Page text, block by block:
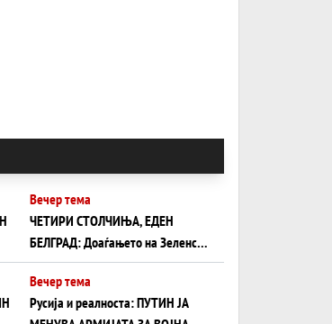
Вечер тема
ЧЕТИРИ СТОЛЧИЊА, ЕДЕН
БЕЛГРАД: Доаѓањето на Зеленски
ги открива тајните на политиката
на балансирање на Вучиќ
Вечер тема
Русија и реалноста: ПУТИН ЈА